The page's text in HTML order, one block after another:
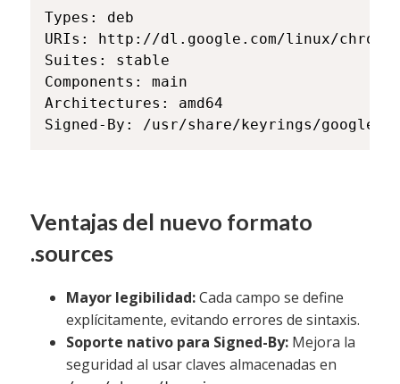
Types: deb
URIs: http://dl.google.com/linux/
Suites: stable
Components: main
Architectures: amd64
Signed-By: /usr/share/keyrings/google-
Ventajas del nuevo formato
.sources
Mayor legibilidad:Cada campo se define
explícitamente, evitando errores de sintaxis.
Soporte nativo para Signed-By:Mejora la
seguridad al usar claves almacenadas en